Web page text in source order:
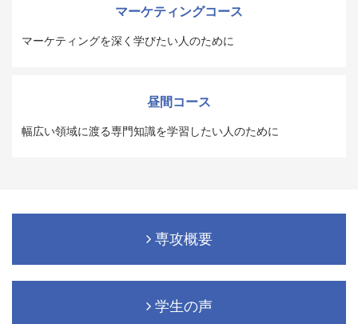
マーケティングコース
マーケティングを深く学びたい人のために
昼間コース
幅広い領域に渡る専門知識を学習したい人のために
専攻概要
学生の声